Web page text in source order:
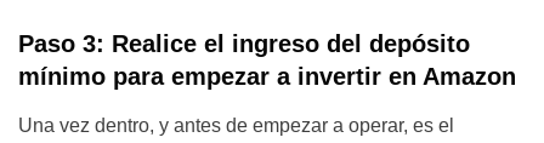
Paso 3: Realice el ingreso del depósito
mínimo para empezar a invertir en Amazon
Una vez dentro, y antes de empezar a operar, es el